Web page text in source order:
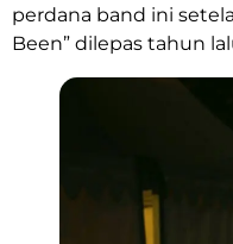
perdana band ini
Been” dilepas tahun